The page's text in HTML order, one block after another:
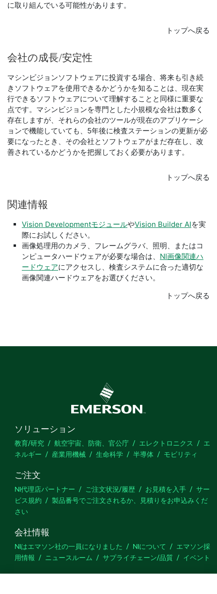
に取り組んでいる可能性があります。
トップへ戻る
会社の成長/安定性
マシンビジョンソフトウェアに投資する場合、将来も引き続
きソフトウェアを使用できるかどうかを知ることは、現在実
行できるソフトウェアについて理解することと同様に重要な
点です。マシンビジョンを専門とした小規模な会社は数多く
存在しますが、それらの会社のツールが現在のアプリケーシ
ョンで機能していても、5年後に検査ステーションの更新が必
要になったとき、その会社とソフトウェアがまだ存在し、改
善されているかどうかを把握しておく必要があります。
トップへ戻る
関連情報
Vision DevelopmentモジュールやVision Builder AIを実
際にお試しください。
画像処理用のカメラ、フレームグラバ、照明、またはコ
ンピュータハードウェアが必要な場合は、 NI画像関連ハ
ードウェアにアクセスし、検査システムに合った適切な
画像関連ハードウェアをお選びください。
トップへ戻る
ソリューション
教育/研究 航空宇宙、防衛、官公庁 エレクトロニクス
エ
ネルギー
産業用機械 生命科学 半導体 モビリティ
ご注文
NI代理店パートナー ご注文状況/履歴 お見積を入手
サー
ビス規約
製品番号でご注文されるか、見積りをお申込みくだ
さい
会社情報
NIはエマソン社の一員になりました NIについて
エマソン採
用情報
ニュースルーム サプライチェーン/品質 イベント
サポート